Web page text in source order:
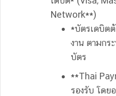
Network**)
*บัตรเดบิต
งาน ตามกร
บัตร
**Thai
รองรับ โดย